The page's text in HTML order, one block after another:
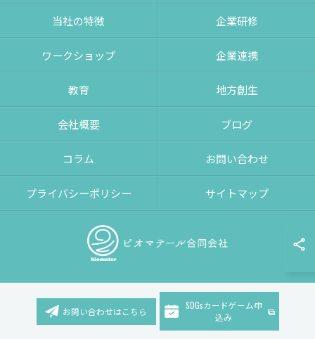
お問い合わせはこちら
SDGsカードゲーム申
込み
当社の特徴 企業研修
ワークショップ 企業連携
教育 地方創生
会社概要 ブログ
コラム お問い合わせ
プライバシーポリシー サイトマップ
© 2026 神奈川のSDGsならビオマテール合同会社 ALL RIGHTS RESERVED.